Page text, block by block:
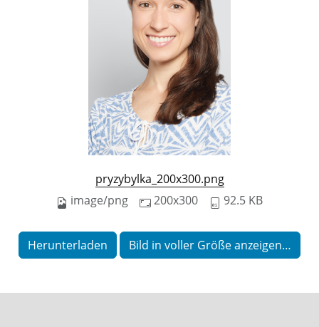
pryzybylka_200x300.png
image/png
200x300 92.5 KB
Herunterladen Bild in voller Größe anzeigen…